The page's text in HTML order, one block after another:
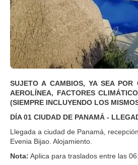
SUJETO A CAMBIOS, YA SEA POR
AEROLÍNEA, FACTORES
(SIEMPRE INCLUYENDO LOS
DÍA 01 CIUDAD DE PANAMÁ -
Llegada a ciudad de Panamá,
Evenia Bijao. Alojamiento.
Nota: Aplica para traslados entre las